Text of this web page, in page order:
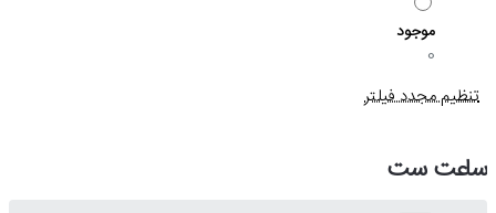
موجود
0
تنظیم مجدد فیلتر
ساعت ست